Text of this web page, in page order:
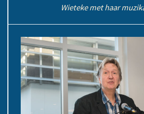
Wieteke met haar